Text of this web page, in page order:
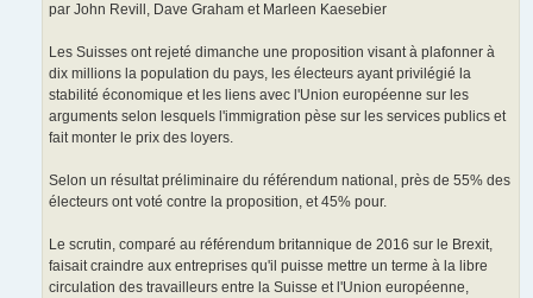
par John Revill, Dave Graham et Marleen Kaesebier
Les Suisses ont rejeté dimanche une proposition visant à plafonner à
dix millions la population du pays, les électeurs ayant privilégié la
stabilité économique et les liens avec l'Union européenne sur les
arguments selon lesquels l'immigration pèse sur les services publics et
fait monter le prix des loyers.
Selon un résultat préliminaire du référendum national, près de 55% des
électeurs ont voté contre la proposition, et 45% pour.
Le scrutin, comparé au référendum britannique de 2016 sur le Brexit,
faisait craindre aux entreprises qu'il puisse mettre un terme à la libre
circulation des travailleurs entre la Suisse et l'Union européenne,